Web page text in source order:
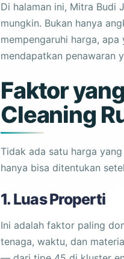
Di halaman ini, Mitra Budi
mungkin. Bukan hanya
mempengaruhi harga,
mendapatkan penawaran
Faktor
Cleaning
Tidak ada satu harga
hanya bisa ditentukan
1. Luas Properti
Ini adalah faktor paling
tenaga, waktu, dan